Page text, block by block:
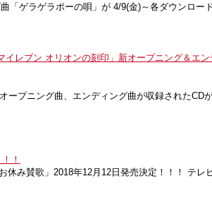
「ゲラゲラポーの唄」が 4/9(金)～各ダウンロー
レブン オリオンの刻印」新オープニング＆エン
プニング曲、エンディング曲が収録されたCD
！
み賛歌」2018年12月12日発売決定！！！ テレ